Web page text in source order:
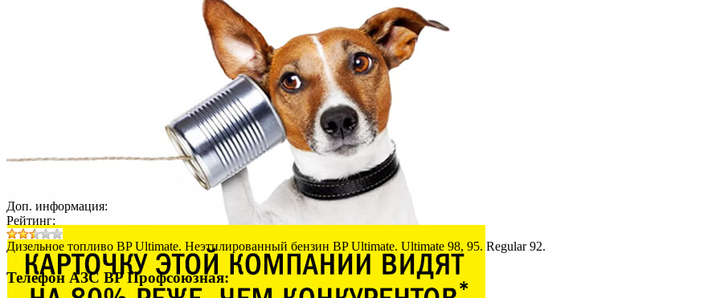
Доп. информация:
Рейтинг:
Дизельное топливо BP Ultimate. Неэтилированный бензин BP Ultimate. Ultimate 98, 95. Regular 92.
Телефон АЗС BP Профсоюзная: